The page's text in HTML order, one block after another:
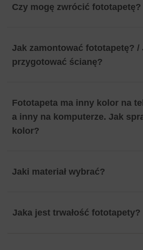
Czy mogę zwrócić fototapetę?
Jak zamontować fototapetę? /
przygotować ścianę?
Fototapeta ma inny kolor na
a inny na komputerze. Jak
kolor?
Jaki materiał wybrać?
Jaka jest trwałość fototapety?